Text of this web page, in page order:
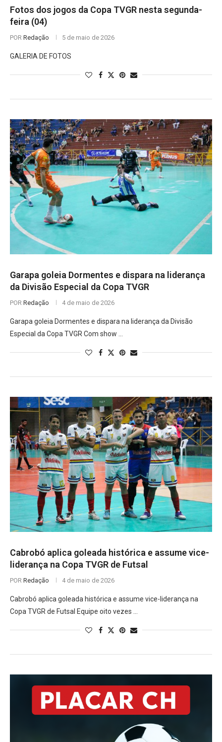
Fotos dos jogos da Copa TVGR nesta segunda-
feira (04)
POR Redação 5 de maio de 2026
GALERIA DE FOTOS
Garapa goleia Dormentes e dispara na liderança
da Divisão Especial da Copa TVGR
POR Redação 4 de maio de 2026
Garapa goleia Dormentes e dispara na liderança da Divisão
Especial da Copa TVGR Com show …
Cabrobó aplica goleada histórica e assume vice-
liderança na Copa TVGR de Futsal
POR Redação 4 de maio de 2026
Cabrobó aplica goleada histórica e assume vice-liderança na
Copa TVGR de Futsal Equipe oito vezes …